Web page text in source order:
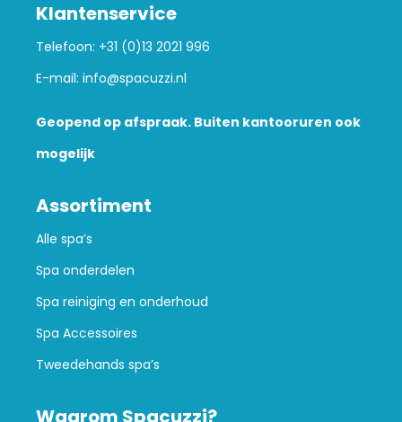
Klantenservice
Telefoon: +31 (0)13 2021 996
E-mail: info@spacuzzi.nl
Geopend op afspraak. Buiten kantooruren ook
mogelijk
Assortiment
Alle spa’s
Spa onderdelen
Spa reiniging en onderhoud
Spa Accessoires
Tweedehands spa’s
Waarom Spacuzzi?